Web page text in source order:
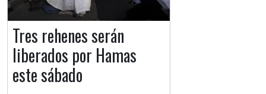
Tres rehenes serán
liberados por Hamas
este sábado